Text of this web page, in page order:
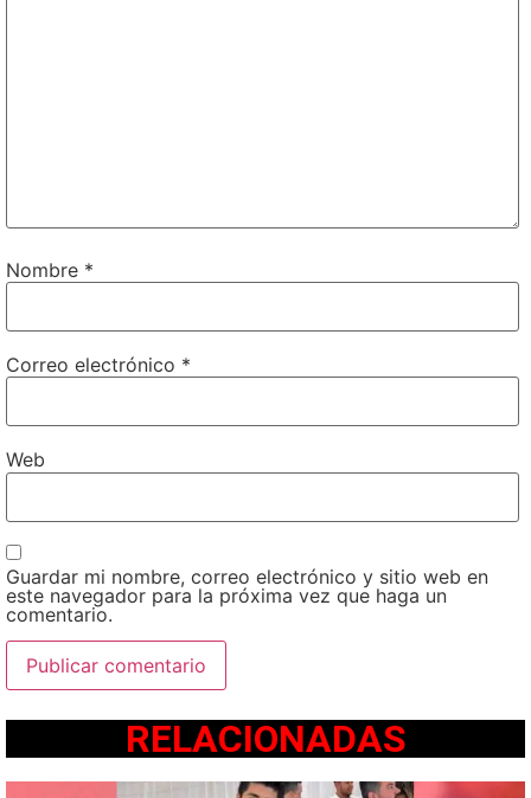
Nombre *
Correo electrónico *
Web
Guardar mi nombre, correo electrónico y sitio web en
este navegador para la próxima vez que haga un
comentario.
RELACIONADAS